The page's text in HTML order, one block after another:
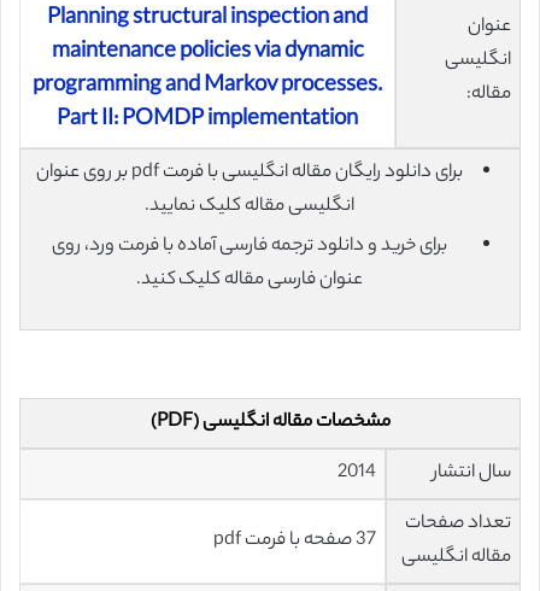
عنوان
انگلیسی
مقاله:
Planning structural inspection and
maintenance policies via dynamic
programming and Markov processes.
Part II: POMDP implementation
برای دانلود رایگان مقاله انگلیسی با فرمت pdf بر روی عنوان
انگلیسی مقاله کلیک نمایید.
برای خرید و دانلود ترجمه فارسی آماده با فرمت ورد، روی
عنوان فارسی مقاله کلیک کنید.
مشخصات مقاله انگلیسی (PDF)
سال انتشار
2014
تعداد صفحات
مقاله انگلیسی
37 صفحه با فرمت pdf